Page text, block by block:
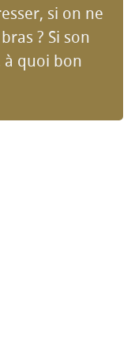
si on ne
? Si son
quoi bon